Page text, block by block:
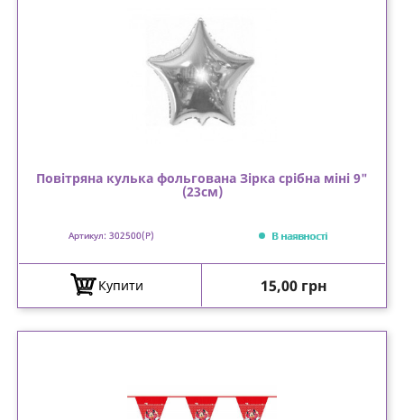
Повітряна кулька фольгована Зірка срібна міні 9"
(23см)
Артикул: 302500(P) В наявності
Купити Ціна
15,00 грн